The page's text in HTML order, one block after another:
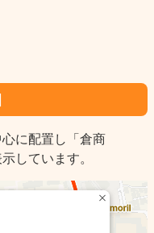
心に配置し「倉商
しています。